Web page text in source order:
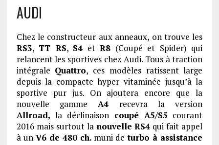
AUDI
Chez le constructeur aux anneaux, on trouve les
RS3, TT RS, S4 etR8 (Coupé et Spider) qui
relancent les sportives chez Audi. Tous à traction
intégrale Quattro, ces modèles ratissent large
depuis la compacte hyper vitaminée jusqu’à la
sportive pur jus. On ajoutera encore que la
nouvelle gammeA4 recevra la version
Allroad, la déclinaison coupé A5/S5 courant
2016 mais surtout la nouvelle RS4 qui fait appel
à un V6 de 480 ch. muni de turbo à assistance